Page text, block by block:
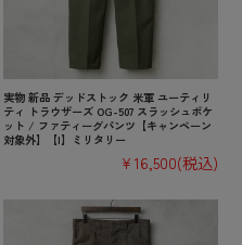
実物 新品 デッドストック 米軍 ユーティリ
ティ トラウザーズ OG-507 スラッシュポケ
ット / ファティーグパンツ【キャンペーン
対象外】【I】ミリタリー
¥16,500(税込)